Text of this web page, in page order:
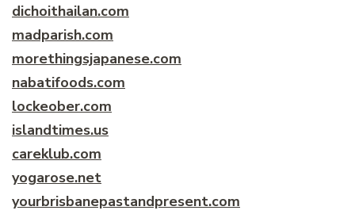
dichoithailan.com
madparish.com
morethingsjapanese.com
nabatifoods.com
lockeober.com
islandtimes.us
careklub.com
yogarose.net
yourbrisbanepastandpresent.com